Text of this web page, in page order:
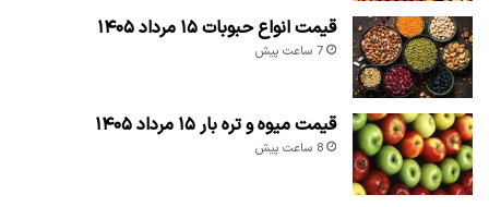
قیمت انواع حبوبات ۱۵ مرداد ۱۴۰۵
7 ساعت پیش
قیمت میوه و تره بار ۱۵ مرداد ۱۴۰۵
8 ساعت پیش